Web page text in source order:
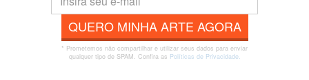
QUERO MINHA ARTE AGORA
* Prometemos não compartilhar e utilizar seus dados para enviar
qualquer tipo de SPAM. Confira as Políticas de Privacidade.